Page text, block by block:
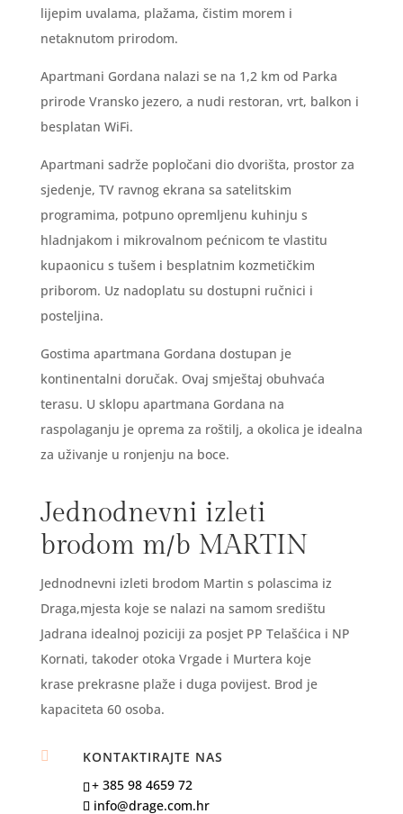
lijepim uvalama, plažama, čistim morem i
netaknutom prirodom.
Apartmani Gordana nalazi se na 1,2 km od Parka
prirode Vransko jezero, a nudi restoran, vrt, balkon i
besplatan WiFi.
Apartmani sadrže popločani dio dvorišta, prostor za
sjedenje, TV ravnog ekrana sa satelitskim
programima, potpuno opremljenu kuhinju s
hladnjakom i mikrovalnom pećnicom te vlastitu
kupaonicu s tušem i besplatnim kozmetičkim
priborom. Uz nadoplatu su dostupni ručnici i
posteljina.
Gostima apartmana Gordana dostupan je
kontinentalni doručak. Ovaj smještaj obuhvaća
terasu. U sklopu apartmana Gordana na
raspolaganju je oprema za roštilj, a okolica je idealna
za uživanje u ronjenju na boce.
Jednodnevni izleti
brodom m/b MARTIN
Jednodnevni izleti brodom Martin s polascima iz
Draga,mjesta koje se nalazi na samom središtu
Jadrana idealnoj poziciji za posjet PP Telašćica i NP
Kornati, takoder otoka Vrgade i Murtera koje
krase prekrasne plaže i duga povijest. Brod je
kapaciteta 60 osoba.

KONTAKTIRAJTE NAS
+ 385 98 4659 72
info@drage.com.hr